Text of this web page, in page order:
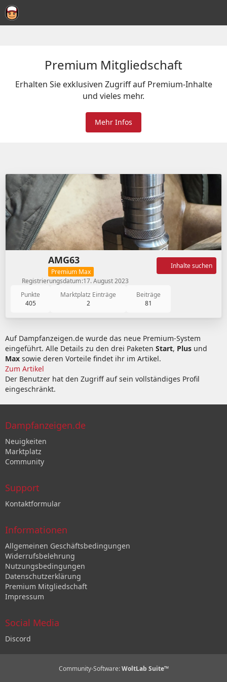
Premium Mitgliedschaft
Erhalten Sie exklusiven Zugriff auf Premium-Inhalte
und vieles mehr.
Mehr Infos
AMG63
Premium Max
Punkte
405
Marktplatz Einträge
2
Beiträge
81
Inhalte suchen
Registrierungsdatum 17. August 2023
Auf Dampfanzeigen.de wurde das neue Premium-System
eingeführt. Alle Details zu den drei Paketen Start, Plus und
Max sowie deren Vorteile findet ihr im Artikel.
Zum Artikel
Der Benutzer hat den Zugriff auf sein vollständiges Profil
eingeschränkt.
Dampfanzeigen.de
Neuigkeiten
Marktplatz
Community
Support
Kontaktformular
Informationen
Allgemeinen Geschäftsbedingungen
Widerrufsbelehrung
Nutzungsbedingungen
Datenschutzerklärung
Premium Mitgliedschaft
Impressum
Social Media
Discord
Community-Software:WoltLab Suite™